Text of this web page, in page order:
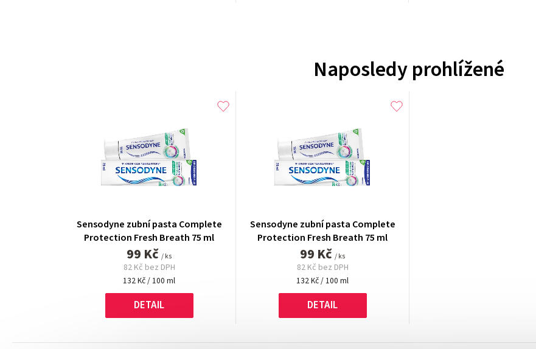
Naposledy prohlížené
Sensodyne zubní pasta Complete
Protection Fresh Breath 75 ml
99 Kč / ks
82 Kč bez DPH
Měrná
132 Kč / 100 ml
DETAIL
Sensodyne zubní pasta Complete
Protection Fresh Breath 75 ml
99 Kč / ks
82 Kč bez DPH
Měrná
132 Kč / 100 ml
DETAIL